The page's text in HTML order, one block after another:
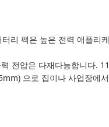
리 팩은 높은 전력 애플리
전압은 다재다능합니다.
으로 집이나 사업장에